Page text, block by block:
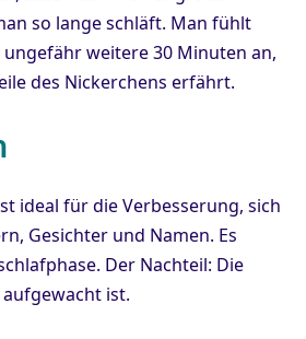
so lange schläft. Man fühlt
weitere 30 Minuten an,
des Nickerchens erfährt.
ideal für die Verbesserung, sich
Gesichter und Namen. Es
Der Nachteil: Die
ist.